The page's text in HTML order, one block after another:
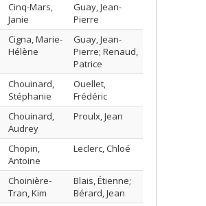
Cinq-Mars,
Janie
Guay, Jean-
Pierre
Cigna, Marie-
Hélène
Guay, Jean-
Pierre; Renaud,
Patrice
Chouinard,
Stéphanie
Ouellet,
Frédéric
Chouinard,
Audrey
Proulx, Jean
Chopin,
Antoine
Leclerc, Chloé
Choinière-
Tran, Kim
Blais, Étienne;
Bérard, Jean